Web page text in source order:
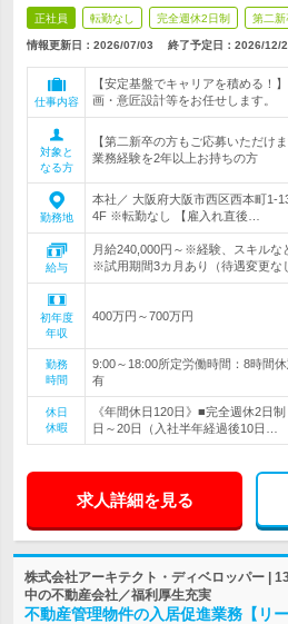
正社員 転勤なし 完全週休2日制 第二新
情報更新日：2026/07/03 終了予定日： 2026/12/
仕事内容
【安定基盤でキャリアを積める！
画・意匠設計等をお任せします。
対象と
なる方
【第二新卒の方もご応募いただけ
業務経験を2年以上お持ちの方
勤務地
本社／ 大阪府大阪市西区西本町1-
4F ※転勤なし 【雇入れ直後…
給与
月給240,000円～※経験、スキルな
※試用期間3カ月あり（待遇変更な
初年度
年収
400万円～700万円
勤務
時間
9:00～18:00所定労働時間：8時間
有
休日
休暇
《年間休日120日》■完全週休2日
日～20日（入社半年経過後10日…
求人詳細を見る
株式会社アーキテクト・ディベロッパー |
中の不動産会社／福利厚生充実
不動産管理物件の入居促進業務【リ